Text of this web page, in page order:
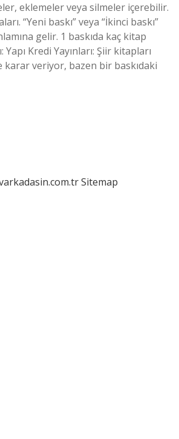
eklemeler veya silmeler içerebilir.
“Yeni baskı” veya “İkinci baskı”
gelir. 1 baskıda kaç kitap
Kredi Yayınları: Şiir kitapları
karar veriyor, bazen bir baskıdaki
Sitemap